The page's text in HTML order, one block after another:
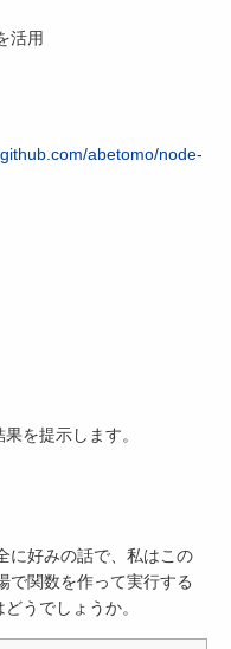
活用
abetomo/node-
を提示します。
に好みの話で、私はこの
で関数を作って実行する
うでしょうか。